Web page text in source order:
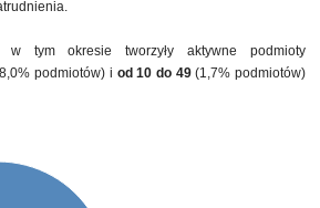
w tym okresie tworzyły aktywne podmioty
podmiotów) i od 10 do 49(1,7% podmiotów)